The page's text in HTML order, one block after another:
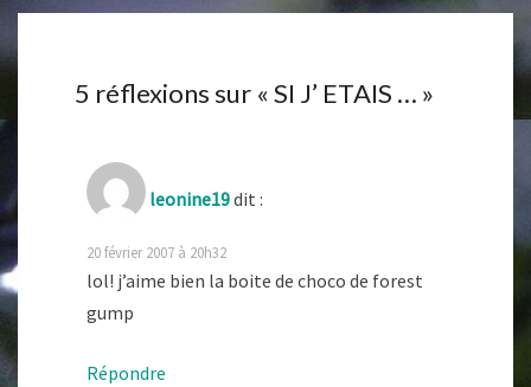
5 réflexions sur « SI J’ ETAIS … »
leonine19dit :
20 février 2007 à 20h32
lol! j’aime bien la boite de choco de forest
gump
Répondre